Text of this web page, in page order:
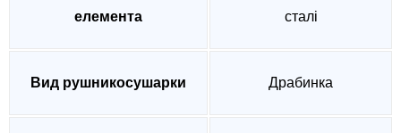
елемента
сталі
Вид рушникосушарки Драбинка